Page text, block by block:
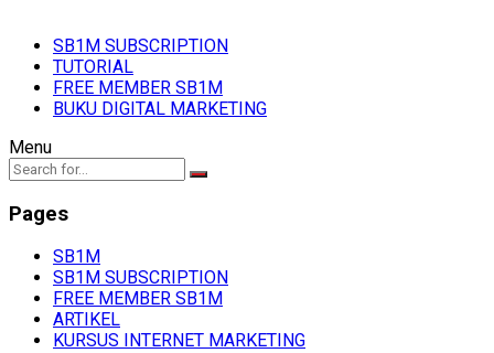
SB1M SUBSCRIPTION
TUTORIAL
FREE MEMBER SB1M
BUKU DIGITAL MARKETING
Menu
Pages
SB1M
SB1M SUBSCRIPTION
FREE MEMBER SB1M
ARTIKEL
KURSUS INTERNET MARKETING